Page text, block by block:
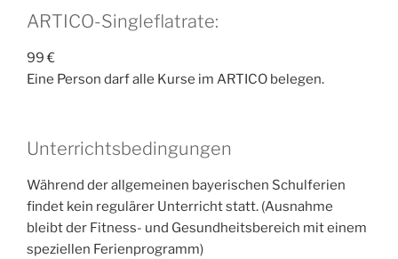
ARTICO-Singleflatrate:
99 €
Eine Person darf alle Kurse im ARTICO belegen.
Unterrichtsbedingungen
Während der allgemeinen bayerischen Schulferien
findet kein regulärer Unterricht statt. (Ausnahme
bleibt der Fitness- und Gesundheitsbereich mit einem
speziellen Ferienprogramm)